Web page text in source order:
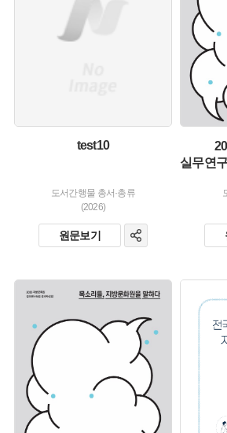
test10
도서간행물 총서·총류
(2026)
원문보기
생산 :
소장 :
유형 :
생산 :
소장 :
유형 :
생산 :
소장 :